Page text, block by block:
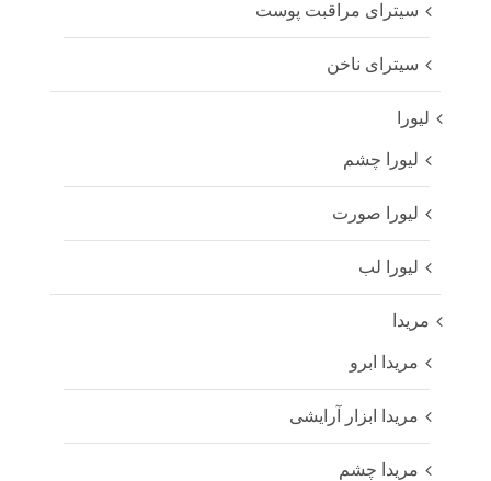
سیترای مراقبت پوست
سیترای ناخن
لیورا
لیورا چشم
لیورا صورت
لیورا لب
مریدا
مریدا ابرو
مریدا ابزار آرایشی
مریدا چشم